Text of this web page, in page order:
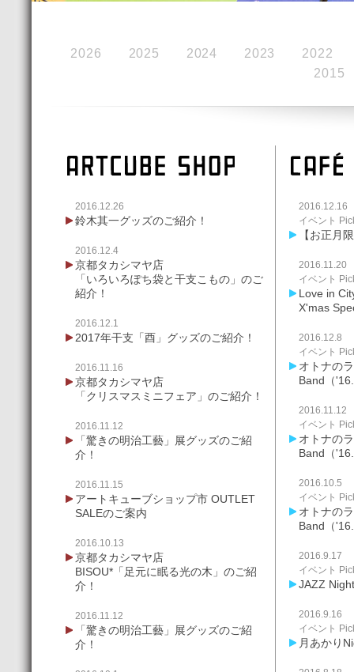
2026 2025 2024 2023
2022
2015
2016.12.26
鈴木其一グッズのご紹介！
2016.12.4
京都タカシマヤ店
「いろいろぽち袋と干支こもの」のご
紹介！
2016.12.1
2017年干支「酉」グッズのご紹介！
2016.11.16
京都タカシマヤ店
「クリスマスミニフェア」のご紹介！
2016.11.12
「驚きの明治工藝」展グッズのご紹
介！
2016.11.15
アートキューブショップ市 OUTLET
SALEのご案内
2016.10.13
京都タカシマヤ店
BISOU*「足元に眠る光の木」のご紹
介！
2016.11.12
「驚きの明治工藝」展グッズのご紹
介！
2016.12.16
イベント
【お正月
2016.11.20
イベント
Love in
X'mas
2016.12.8
イベント
オトナの
Band（
2016.11.12
イベント
オトナの
Band（
2016.10.5
イベント
オトナの
Band（
2016.9.17
イベント
JAZZ
2016.9.16
イベント
月あかり